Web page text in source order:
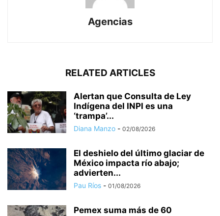
Agencias
RELATED ARTICLES
Alertan que Consulta de Ley
Indígena del INPI es una
‘trampa’...
Diana Manzo - 02/08/2026
El deshielo del último glaciar de
México impacta río abajo;
advierten...
Pau Ríos - 01/08/2026
Pemex suma más de 60